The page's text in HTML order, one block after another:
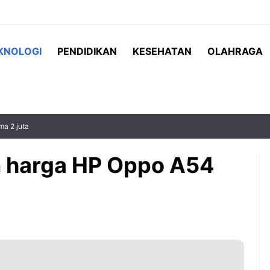
PENDIDIKAN KESEHATAN OLAHRAGA
2 juta
HP Oppo A54
individu yang
minat,
memahami
berlangsung berjam-jam, aktivitas